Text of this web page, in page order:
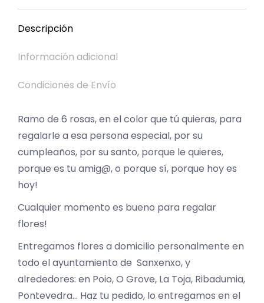
Descripción
Información adicional
Condiciones de Envío
Ramo de 6 rosas, en el color que tú quieras, para
regalarle a esa persona especial, por su
cumpleaños, por su santo, porque le quieres,
porque es tu amig@, o porque sí, porque hoy es
hoy!
Cualquier momento es bueno para regalar
flores!
Entregamos flores a domicilio personalmente en
todo el ayuntamiento de Sanxenxo, y
alrededores: en Poio, O Grove, La Toja, Ribadumia,
Pontevedra… Haz tu pedido, lo entregamos en el